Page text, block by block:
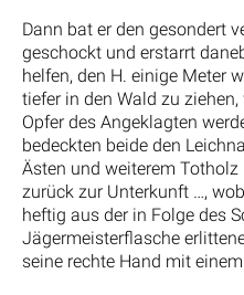
Dann bat er den gesondert
geschockt und erstarrt
helfen, den H. einige Meter
tiefer in den Wald zu
Opfer des Angeklagten
bedeckten beide den
Ästen und weiterem
zurück zur Unterkunft …,
heftig aus der in Folge des
Jägermeisterflasche
seine rechte Hand mit